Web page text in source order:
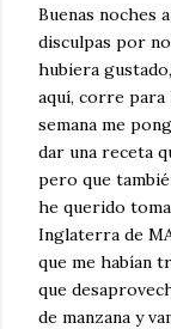
asociar las
copiosos de
revolucionaria,
humilde como la
dorado,
sustituto
Buenas noches
disculpas por
hubiera
aquí, corre para
semana me
dar una receta
pero que
he querido
Inglaterra de
que me habían
que
de manzana y